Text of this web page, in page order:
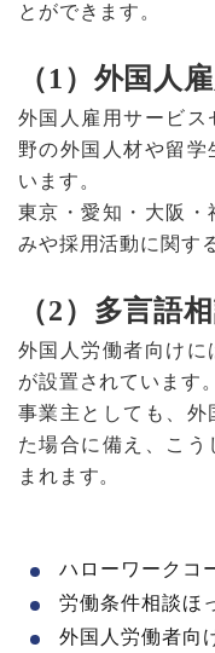
とができます。
（1）外国人
外国人雇用サービス
野の外国人材や留学
います。
東京・愛知・大阪・
みや採用活動に関す
（2）多言語
外国人労働者向けに
が設置されています。
事業主としても、外
た場合に備え、こう
まれます。
ハローワークコ
労働条件相談ほ
外国人労働者向